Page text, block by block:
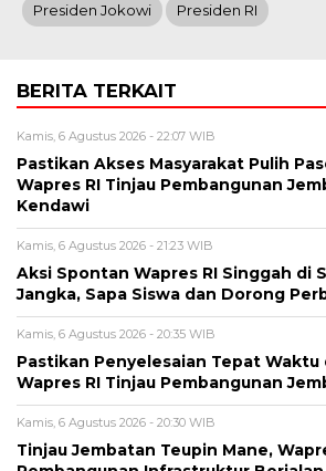
Presiden Jokowi Presiden RI
BERITA TERKAIT
Kamis, 6 Agustus 2026 - 22:07 WIB
Pastikan Akses Masyarakat Pulih
Wapres RI Tinjau Pembangunan
Kendawi
Kamis, 6 Agustus 2026 - 21:23 WIB
Aksi Spontan Wapres RI Singgah di
Jangka, Sapa Siswa dan Dorong
Kamis, 6 Agustus 2026 - 20:35 WIB
Pastikan Penyelesaian Tepat Waktu
Wapres RI Tinjau Pembangunan
Kamis, 6 Agustus 2026 - 20:30 WIB
Tinjau Jembatan Teupin Mane,